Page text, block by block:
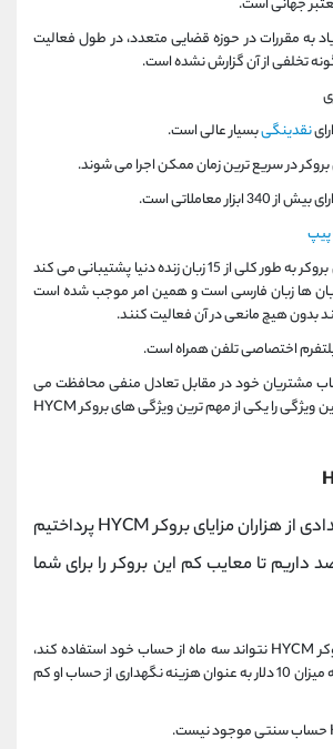
جهانی است.
به مقررات در حوزه قضایی متعدد، در طول فعالیت
تخلفی از آن گزارش نشده است.
نقدینگیبسیار عالی است.
در سریع ترین زمان ممکن اجرا می شوند.
از 340 ابزار معاملاتی است.
پیپ
به طور کلی از 15 زبان زنده دنیا پشتیبانی می کند
ها زبان فارسی است و همین امر موجب شده است
بدون هیچ مانعی در آن فعالیت کنند.
پلتفرم اختصاصی تلفن همراه است.
مشتریان خود در مقابل تعادل منفی محافظت می
ویژگی را یکی از مهم ترین ویژگی هایبروکرHYCM
از هزاران مزایایبروکرHYCMپرداختیم
تا معایب کم این بروکر را برای شما
HYCMنتواند سه ماه از حساب خود استفاده کند،
ماهانه مبلغی به میزان 10 دلار به عنوان هزینه نگهداری از حساب او کم
حساب سنتی موجود نیست.